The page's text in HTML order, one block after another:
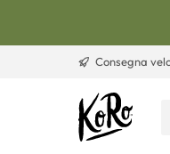
Consegna